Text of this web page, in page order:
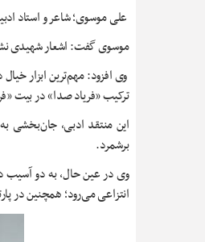
علی موسوی؛ شاعر و استاد
موسوی گفت: اشعار شهیدی
وی افزود: مهم‌ترین ابزار
ترکیب «فریاد صدا» در بیت
این منتقد ادبی، جان‌بخشی
برشمرد.
وی در عین حال، به دو آسیب
انتزاعی می‌رود؛ همچنین در